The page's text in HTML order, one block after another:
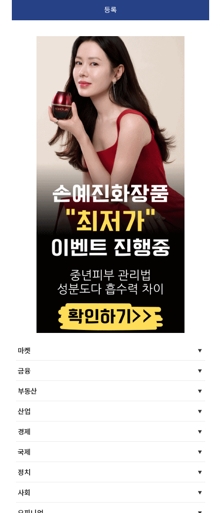
마켓
금융
부동산
산업
경제
국제
정치
사회